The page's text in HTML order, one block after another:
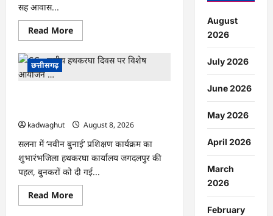
जब्त
…
सह आवास...
Read MoreRead
more
:
दिवस
आयोजित
…
छत्तीसगढ़
kadwaghut
August 8, 2026
सलना में ‘नवीन बुनाई’ प्रशिक्षण कार्यक्रम का
शुभारंभजिला हथकरघा कार्यालय जगदलपुर की
पहल, बुनकरों को दी गई...
Read MoreRead
more
August
2026
July 2026
June 2026
May 2026
April 2026
March
2026
February